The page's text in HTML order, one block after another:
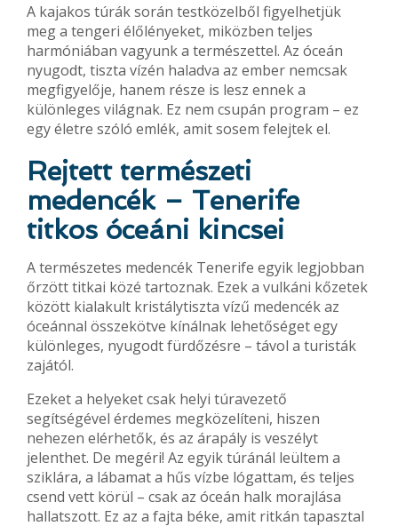
A kajakos túrák során testközelből figyelhetjük
meg a tengeri élőlényeket, miközben teljes
harmóniában vagyunk a természettel. Az óceán
nyugodt, tiszta vízén haladva az ember nemcsak
megfigyelője, hanem része is lesz ennek a
különleges világnak. Ez nem csupán program – ez
egy életre szóló emlék, amit sosem felejtek el.
Rejtett természeti
medencék – Tenerife
titkos óceáni kincsei
A természetes medencék Tenerife egyik legjobban
őrzött titkai közé tartoznak. Ezek a vulkáni kőzetek
között kialakult kristálytiszta vízű medencék az
óceánnal összekötve kínálnak lehetőséget egy
különleges, nyugodt fürdőzésre – távol a turisták
zajától.
Ezeket a helyeket csak helyi túravezető
segítségével érdemes megközelíteni, hiszen
nehezen elérhetők, és az árapály is veszélyt
jelenthet. De megéri! Az egyik túránál leültem a
sziklára, a lábamat a hűs vízbe lógattam, és teljes
csend vett körül – csak az óceán halk morajlása
hallatszott. Ez az a fajta béke, amit ritkán tapasztal